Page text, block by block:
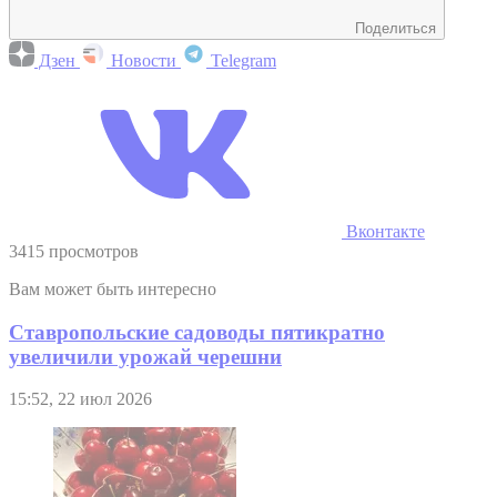
Поделиться
Дзен Новости Telegram
Вконтакте
3415 просмотров
Вам может быть интересно
Ставропольские садоводы пятикратно
увеличили урожай черешни
15:52, 22 июл 2026